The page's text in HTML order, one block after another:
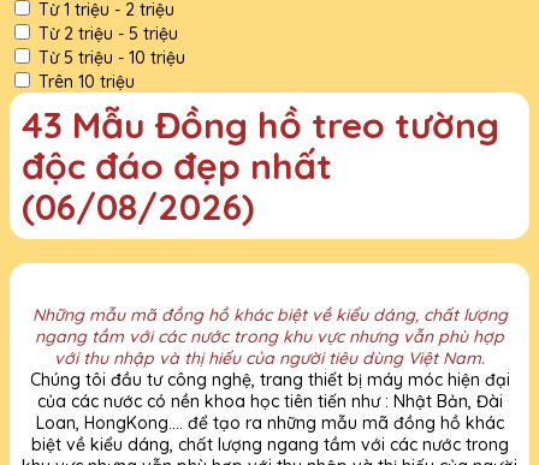
Từ 1 triệu - 2 triệu
Từ 2 triệu - 5 triệu
Từ 5 triệu - 10 triệu
Trên 10 triệu
43 Mẫu Đồng hồ treo tường
độc đáo đẹp nhất
(06/08/2026)
Những mẫu mã đồng hồ khác biệt về kiểu dáng, chất lượng
ngang tầm với các nước trong khu vực nhưng vẫn phù hợp
với thu nhập và thị hiếu của người tiêu dùng Việt Nam.
Chúng tôi đầu tư công nghệ, trang thiết bị máy móc hiện đại
của các nước có nền khoa học tiên tiến như : Nhật Bản, Đài
Loan, HongKong.... để tạo ra những mẫu mã đồng hồ khác
biệt về kiểu dáng, chất lượng ngang tầm với các nước trong